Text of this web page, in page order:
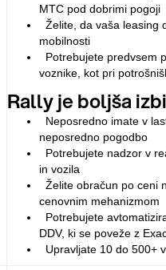
MTC pod dobrimi pogoji
Želite, da vaša leasing
mobilnosti
Potrebujete predvsem
voznike, kot pri
Rally je boljša
Neposredno imate v
neposredno pogodbo
Potrebujete nadzor v
in vozila
Želite obračun po ceni
cenovnim mehanizmom
Potrebujete
DDV, ki se poveže z
Upravljate 10 do 500+